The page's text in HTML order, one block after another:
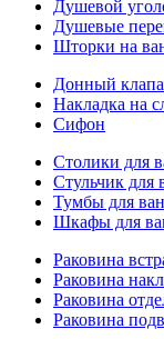
Душевой
Душевые
Шторки на
Донный
Накладка на
Сифон
Столики для
Стульчик для
Тумбы для
Шкафы для
Раковина
Раковина
Раковина
Раковина